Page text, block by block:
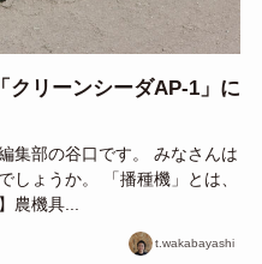
クリーンシーダAP-1」に
集部の谷口です。 みなさんは
しょうか。 「播種機」とは、
農機具...
t.wakabayashi